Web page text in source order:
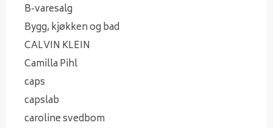
B-varesalg
Bygg, kjøkken og bad
CALVIN KLEIN
Camilla Pihl
caps
capslab
caroline svedbom